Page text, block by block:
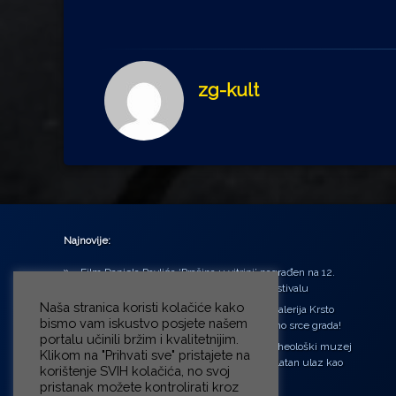
zg-kult
Najnovije:
Film Daniela Pavlića ‘Prašina u vitrini’ nagrađen na 12.
Green Montenegro International Film Festivalu
U središtu Petrinje otvorena obnovljena Galerija Krsto
Hegedušić: Kultura vraćena kući, u samo srce grada!
Od petka do nedjelje (31.7. – 2.8.2026.) Arheološki muzej
u Zagrebu otvara vrata građanima: Besplatan ulaz kao
zaklon od toplinskog vala
Naša stranica koristi kolačiće kako
bismo vam iskustvo posjete našem
portalu učinili bržim i kvalitetnijim.
Klikom na "Prihvati sve" pristajete na
korištenje SVIH kolačića, no svoj
pristanak možete kontrolirati kroz